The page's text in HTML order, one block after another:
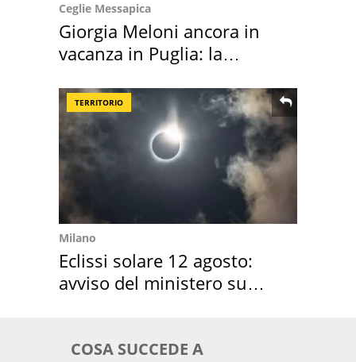
Ceglie Messapica
Giorgia Meloni ancora in
vacanza in Puglia: la
TERRITORIO
Milano
Eclissi solare 12 agosto:
avviso del ministero su